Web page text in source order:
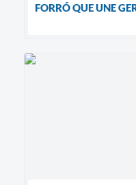
FORRÓ QUE UNE